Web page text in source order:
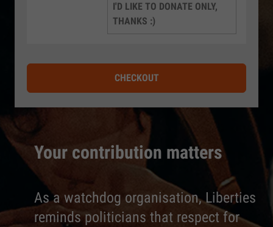
Your contribution matters
As a watchdog organisation, Liberties
reminds politicians that respect for
I'D LIKE TO DONATE ONLY,
THANKS :)
CHECKOUT